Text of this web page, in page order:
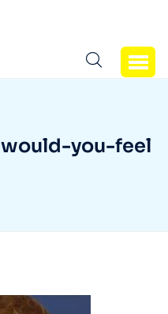
you-feel